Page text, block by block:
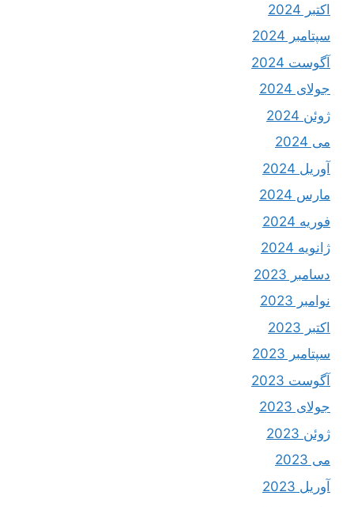
اکتبر 2024
سپتامبر 2024
آگوست 2024
جولای 2024
ژوئن 2024
می 2024
آوریل 2024
مارس 2024
فوریه 2024
ژانویه 2024
دسامبر 2023
نوامبر 2023
اکتبر 2023
سپتامبر 2023
آگوست 2023
جولای 2023
ژوئن 2023
می 2023
آوریل 2023